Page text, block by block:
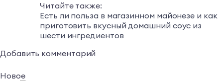
Читайте также:
Есть ли польза в магазинном майонезе и как
приготовить вкусный домашний соус из
шести ингредиентов
Добавить комментарий
Новое